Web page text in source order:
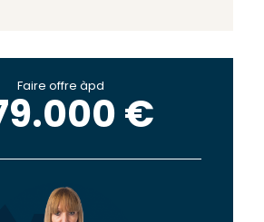
Faire offre àpd
€